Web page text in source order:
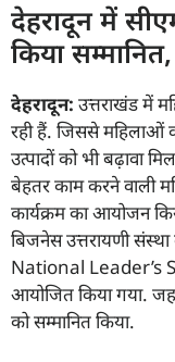
देहरादून में
किया
देहरादून: उत्तराखंड में
रही हैं. जिससे महिलाओं
उत्पादों को भी बढ़ावा
बेहतर काम करने वाली
कार्यक्रम का आयोजन
बिजनेस उत्तरायणी
National Leader’s
आयोजित किया गया.
को सम्मानित किया.